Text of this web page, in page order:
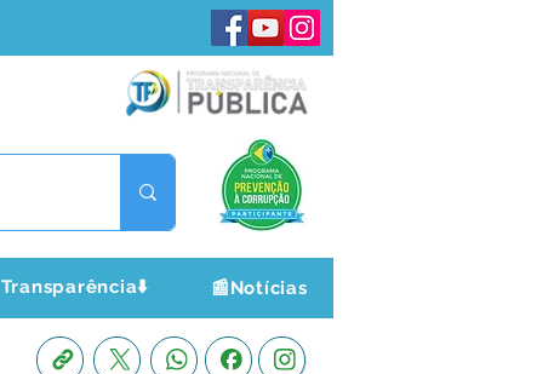
Transparência⬇️ 📰Notícias